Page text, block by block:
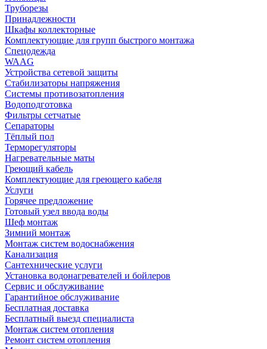
Труборезы
Принадлежности
Шкафы коллекторные
Комплектующие для групп быстрого монтажа
Спецодежда
WAAG
Устройства сетевой защиты
Стабилизаторы напряжения
Системы противозатопления
Водоподготовка
Фильтры сетчатые
Сепараторы
Тёплый пол
Терморегуляторы
Нагревательные маты
Греющий кабель
Комплектующие для греющего кабеля
Услуги
Горячее предложение
Готовый узел ввода воды
Шеф монтаж
Зимний монтаж
Монтаж систем водоснабжения
Канализация
Сантехнические услуги
Установка водонагревателей и бойлеров
Сервис и обслуживание
Гарантийное обслуживание
Бесплатная доставка
Бесплатный выезд специалиста
Монтаж систем отопления
Ремонт систем отопления